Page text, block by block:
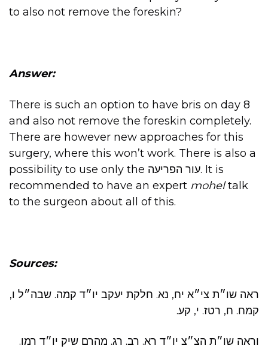
to also not remove the foreskin?
Answer:
There is such an option to have bris on day 8
and also not remove the foreskin completely.
There are however new approaches for this
surgery, where this won’t work. There is also a
possibility to use only the עור הפריעה. It is
recommended to have an expert moheltalk
to the surgeon about all of this.
Sources:
ראה שו״ת צי״א יח, נא. חלקת יעקב יו״ד קמה. שבה״ל ו,
קמח. ח, רטז. י, קע.
וראה שו״ת הצ״צ יו״ד רא. רב. רג. מהרם שיק יו״ד רמו.